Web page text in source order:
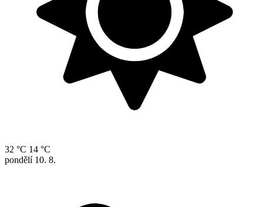
32 °C 14 °C
pondělí 10. 8.